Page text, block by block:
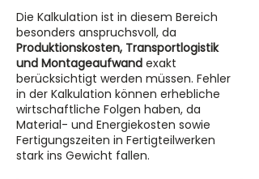
Die Kalkulation ist in diesem Bereich
besonders anspruchsvoll, da
Produktionskosten, Transportlogistik
und Montageaufwand exakt
berücksichtigt werden müssen. Fehler
in der Kalkulation können erhebliche
wirtschaftliche Folgen haben, da
Material- und Energiekosten sowie
Fertigungszeiten in Fertigteilwerken
stark ins Gewicht fallen.